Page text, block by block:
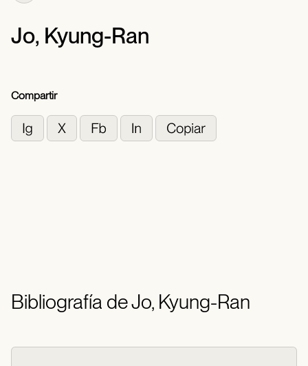
Jo, Kyung-Ran
Compartir
Bibliografía de Jo, Kyung-Ran